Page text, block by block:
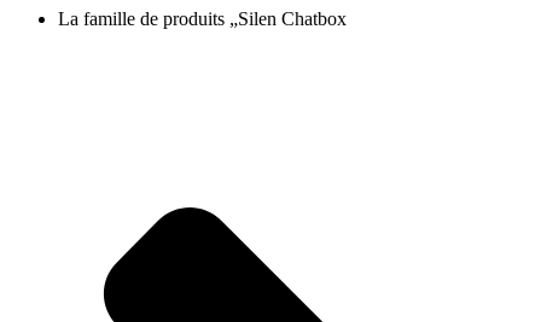
La famille de produits „Silen Chatbox